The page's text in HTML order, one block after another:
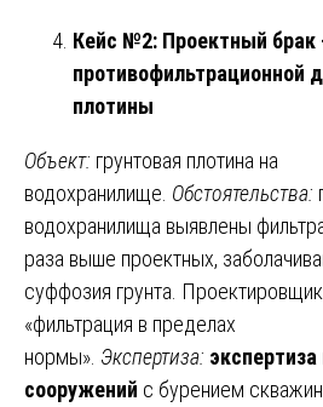
Кейс №2: Проектный брак
противофильтрационной
плотины
Объект: грунтовая плотина на
водохранилище. Обстоятельства:
водохранилища выявлены
раза выше проектных,
суффозия грунта.
«фильтрация в пределах
нормы». Экспертиза:
сооружений с бурением